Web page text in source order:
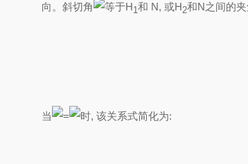
向。斜切角
等于H1和 N, 或H2和N之间的
当 = 时, 该关系式简化为: